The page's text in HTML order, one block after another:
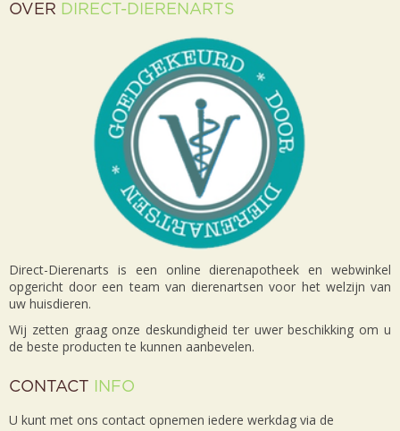
OVER DIRECT-DIERENARTS
Direct-Dierenarts is een online dierenapotheek en webwinkel
opgericht door een team van dierenartsen voor het welzijn van
uw huisdieren.
Wij zetten graag onze deskundigheid ter uwer beschikking om u
de beste producten te kunnen aanbevelen.
CONTACT INFO
U kunt met ons contact opnemen iedere werkdag via de